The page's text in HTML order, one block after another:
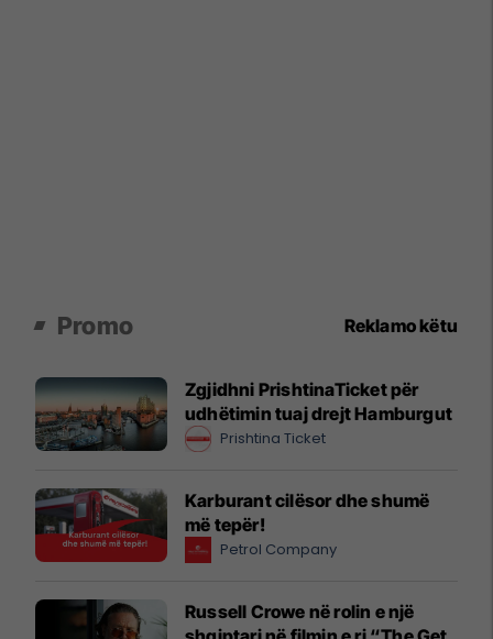
Promo Reklamo këtu
Zgjidhni PrishtinaTicket për
udhëtimin tuaj drejt Hamburgut
Prishtina Ticket
Karburant cilësor dhe shumë
më tepër!
Petrol Company
Russell Crowe në rolin e një